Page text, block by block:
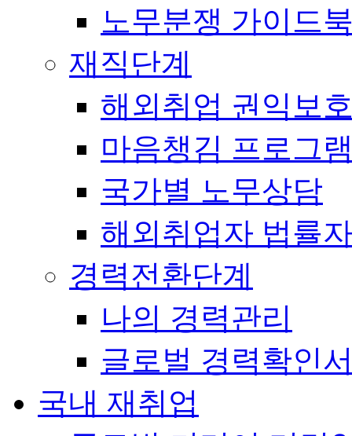
노무분쟁 가이드
재직단계
해외취업 권익보
마음챙김 프로그
국가별 노무상담
해외취업자 법률
경력전환단계
나의 경력관리
글로벌 경력확인
국내 재취업